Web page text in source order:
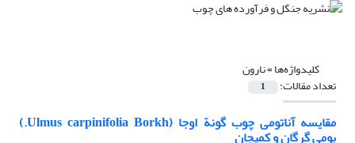
کلیدواژه‌ها =نارون
تعداد مقالات: 1
مقایسه آناتومی چوب گونة اوجا (Ulmus carpinifolia Borkh.)
بومی گرگان و کمیجان